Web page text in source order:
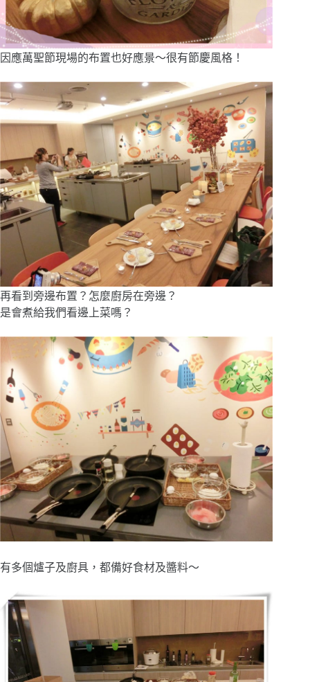
因應萬聖節現場的布置也好應景～很有節慶風格！
再看到旁邊布置？怎麼廚房在旁邊？
是會煮給我們看邊上菜嗎？
有多個爐子及廚具，都備好食材及醬料～